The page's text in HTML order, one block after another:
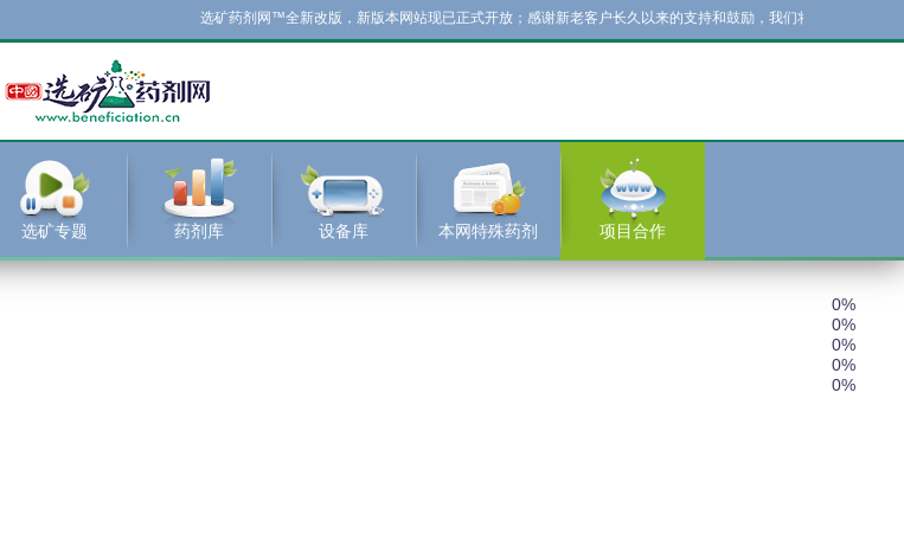
选矿药剂网™全新改版，新版本网站现已正式开放；感谢新老客户长久以来的支持和鼓励，我们将在以后的工作
选矿专题 药剂库 设备库 本网特殊药剂 项目合作
0%
0%
0%
0%
0%